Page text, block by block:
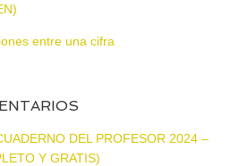
entre una cifra
DEL PROFESOR 2024 –
Y GRATIS)